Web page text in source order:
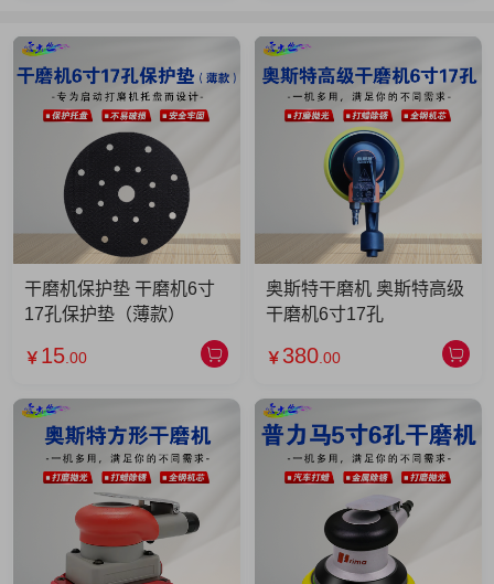
干磨机保护垫 干磨机6寸
17孔保护垫（薄款）
￥ 15 .00
奥斯特干磨机 奥斯特高级
干磨机6寸17孔
￥ 380 .00